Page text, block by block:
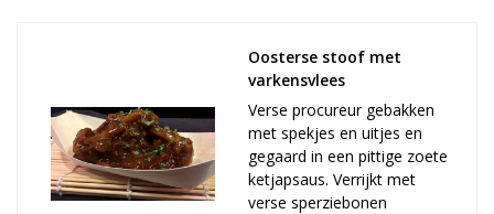
Oosterse stoof met
varkensvlees
Verse procureur gebakken
met spekjes en uitjes en
gegaard in een pittige zoete
ketjapsaus. Verrijkt met
verse sperziebonen